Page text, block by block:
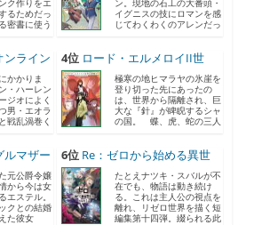
ク作りをエ
るためだっ
密書に使う
ン。現地の石工の大番頭・
イグニスの技にロマンを感
じてわくわくのアレンだっ
ンライン
かかりま
・ハーレン
ジオによく
男・エオラ
戦乱渦巻く
4位 ロード・エルメロイII世
の...
極寒の地ヒマラヤの氷崖を
登り切った先にあったの
は、世界から隔離され、巨
大な『針』が睥睨するシャ
の国。 蝶、虎、蛇の三人
ルマザー
元公爵令嬢
から今は女
エステル。
クとの結婚
た彼女
6位 Re：ゼロから始める異世
界...
たとえナツキ・スバルが不
在でも、物語は動き続け
る。これは主人公の視点を
離れ、リゼロ世界を描く短
編集第十四弾。綴られる此